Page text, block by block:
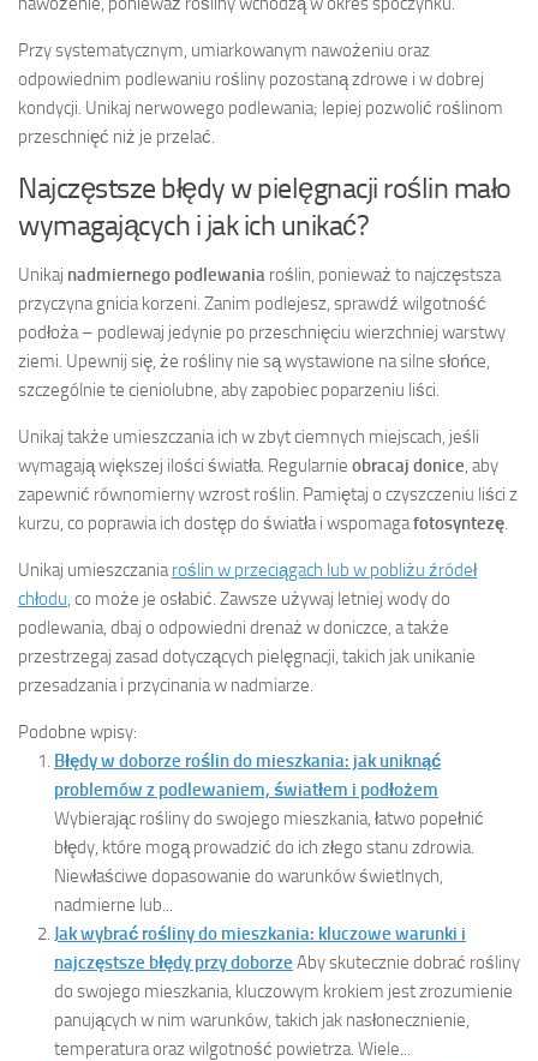
Przy systematycznym, umiarkowanym nawożeniu oraz
odpowiednim podlewaniu rośliny pozostaną zdrowe i w dobrej
kondycji. Unikaj nerwowego podlewania; lepiej pozwolić roślinom
przeschnięć niż je przelać.
Najczęstsze błędy w pielęgnacji roślin mało
wymagających i jak ich unikać?
Unikaj nadmiernego podlewania roślin, ponieważ to najczęstsza
przyczyna gnicia korzeni. Zanim podlejesz, sprawdź wilgotność
podłoża – podlewaj jedynie po przeschnięciu wierzchniej warstwy
ziemi. Upewnij się, że rośliny nie są wystawione na silne słońce,
szczególnie te cieniolubne, aby zapobiec poparzeniu liści.
Unikaj także umieszczania ich w zbyt ciemnych miejscach, jeśli
wymagają większej ilości światła. Regularnie obracaj donice , aby
zapewnić równomierny wzrost roślin. Pamiętaj o czyszczeniu liści z
kurzu, co poprawia ich dostęp do światła i wspomagafotosyntezę
Unikaj umieszczania roślin w przeciągach lub w pobliżu źródeł
chłodu , co może je osłabić. Zawsze używaj letniej wody do
podlewania, dbaj o odpowiedni drenaż w doniczce, a także
przestrzegaj zasad dotyczących pielęgnacji, takich jak unikanie
przesadzania i przycinania w nadmiarze.
Podobne wpisy:
Błędy w doborze roślin do mieszkania: jak uniknąć
problemów z podlewaniem, światłem i podłożem
Wybierając rośliny do swojego mieszkania, łatwo popełnić
błędy, które mogą prowadzić do ich złego stanu zdrowia.
Niewłaściwe dopasowanie do warunków świetlnych,
nadmierne lub...
Jak wybrać rośliny do mieszkania: kluczowe warunki i
najczęstsze błędy przy doborze Aby skutecznie dobrać rośliny
do swojego mieszkania, kluczowym krokiem jest zrozumienie
panujących w nim warunków, takich jak nasłonecznienie,
temperatura oraz wilgotność powietrza. Wiele...